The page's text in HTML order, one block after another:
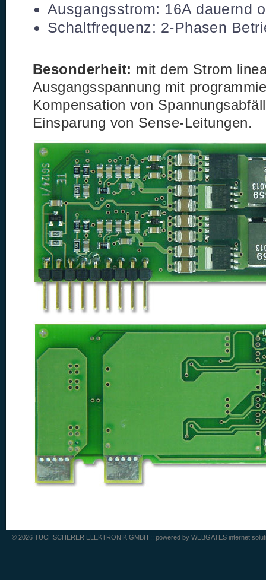
Ausgangsstrom: 16A dauernd
Schaltfrequenz: 2-Phasen
Besonderheit: mit dem Strom
Ausgangsspannung mit
Kompensation von
Einsparung von Sense-Leitungen.
© 2026 TUCHSCHERER ELEKTRONIK GMBH :: powered by WEBGATES internet